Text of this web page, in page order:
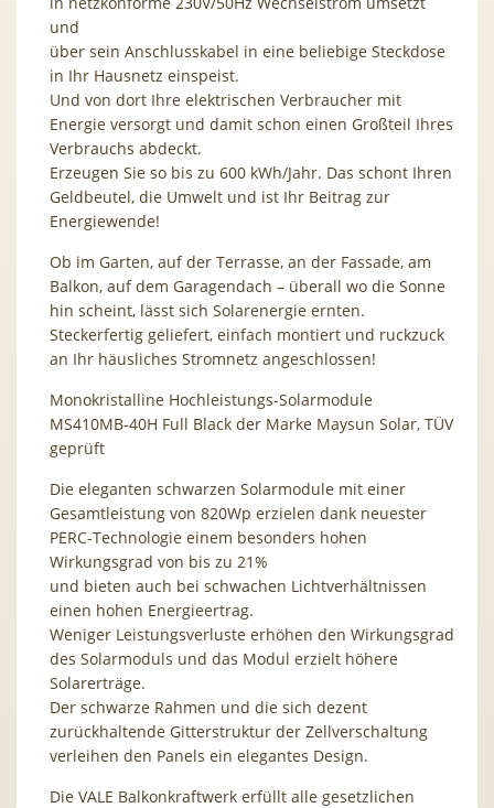
und
über sein Anschlusskabel in eine beliebige Steckdose
in Ihr Hausnetz einspeist.
Und von dort Ihre elektrischen Verbraucher mit
Energie versorgt und damit schon einen Großteil Ihres
Verbrauchs abdeckt.
Erzeugen Sie so bis zu 600 kWh/Jahr. Das schont Ihren
Geldbeutel, die Umwelt und ist Ihr Beitrag zur
Energiewende!
Ob im Garten, auf der Terrasse, an der Fassade, am
Balkon, auf dem Garagendach – überall wo die Sonne
hin scheint, lässt sich Solarenergie ernten.
Steckerfertig geliefert, einfach montiert und ruckzuck
an Ihr häusliches Stromnetz angeschlossen!
Monokristalline Hochleistungs-Solarmodule
MS410MB-40H Full Black der Marke Maysun Solar, TÜV
geprüft
Die eleganten schwarzen Solarmodule mit einer
Gesamtleistung von 820Wp erzielen dank neuester
PERC-Technologie einem besonders hohen
Wirkungsgrad von bis zu 21%
und bieten auch bei schwachen Lichtverhältnissen
einen hohen Energieertrag.
Weniger Leistungsverluste erhöhen den Wirkungsgrad
des Solarmoduls und das Modul erzielt höhere
Solarerträge.
Der schwarze Rahmen und die sich dezent
zurückhaltende Gitterstruktur der Zellverschaltung
verleihen den Panels ein elegantes Design.
Die VALE Balkonkraftwerk erfüllt alle gesetzlichen